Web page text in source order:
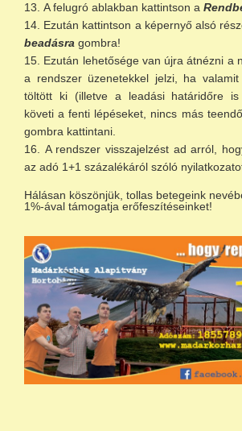
A felugró ablakban kattintson a
Ezután kattintson a képernyő alsó
beadásra gombra!
Ezután lehetősége van újra átnézni a
a rendszer üzenetekkel jelzi, ha
töltött ki (illetve a leadási határidőre is
követi a fenti lépéseket, nincs más
gombra kattintani.
A rendszer visszajelzést ad arról,
az adó 1+1 százalékáról szóló
Hálásan köszönjük, tollas betegeink
1%-ával támogatja erőfeszítéseinket!